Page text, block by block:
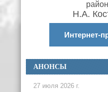
Н.А.
Интернет-
АНОНСЫ
27 июля 2026 г.